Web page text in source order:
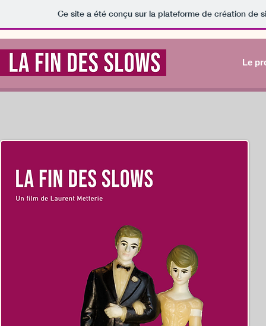
Ce site a été conçu sur la plateforme de création de
Le